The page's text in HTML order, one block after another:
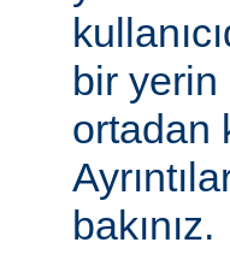
bir yerin
ortadan
bakınız.